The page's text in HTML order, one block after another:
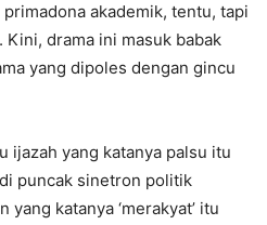
akademik, tentu, tapi
Kini, drama ini masuk babak
yang dipoles dengan gincu
ijazah yang katanya palsu itu
puncak sinetron politik
katanya ‘merakyat’ itu